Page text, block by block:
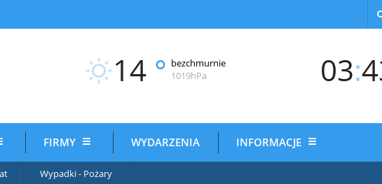
14 ° bezchmurnie
1019hPa
03:
Wypadki - Pożary
FIRMY WYDARZENIA INFORMACJE